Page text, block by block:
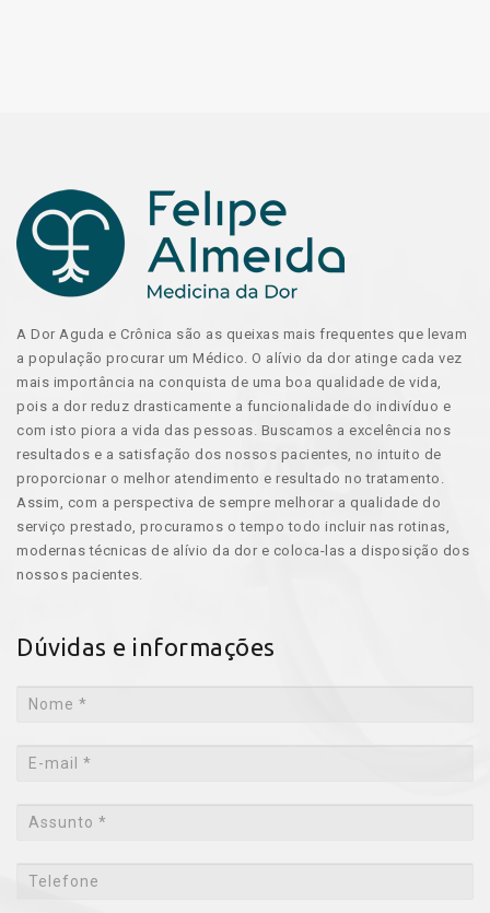
A Dor Aguda e Crônica são as queixas mais frequentes que levam
a população procurar um Médico. O alívio da dor atinge cada vez
mais importância na conquista de uma boa qualidade de vida,
pois a dor reduz drasticamente a funcionalidade do indivíduo e
com isto piora a vida das pessoas. Buscamos a excelência nos
resultados e a satisfação dos nossos pacientes, no intuito de
proporcionar o melhor atendimento e resultado no tratamento.
Assim, com a perspectiva de sempre melhorar a qualidade do
serviço prestado, procuramos o tempo todo incluir nas rotinas,
modernas técnicas de alívio da dor e coloca-las a disposição dos
nossos pacientes.
Dúvidas e informações